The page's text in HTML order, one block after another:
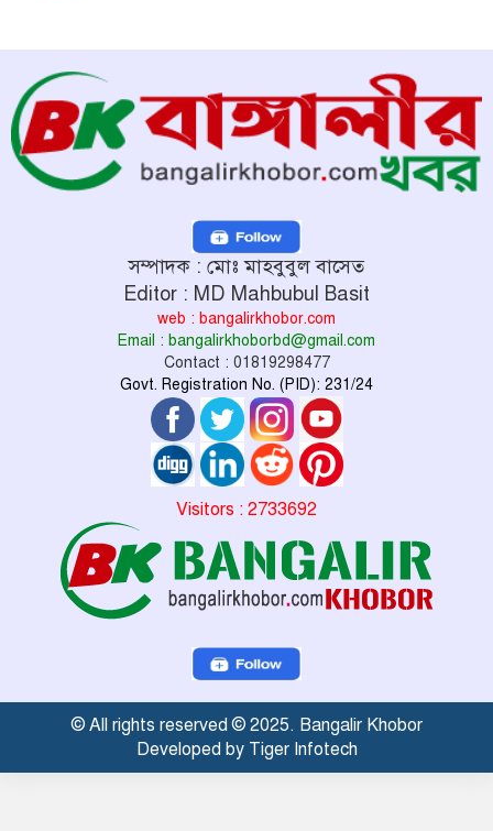
সম্পাদক : মোঃ মাহবুবুল বাসেত
Editor : MD Mahbubul Basit
web : bangalirkhobor.com
Email : bangalirkhoborbd@gmail.com
Contact : 01819298477
Govt. Registration No. (PID): 231/24
Visitors : 2733692
© All rights reserved © 2025. Bangalir Khobor
Developed by Tiger Infotech